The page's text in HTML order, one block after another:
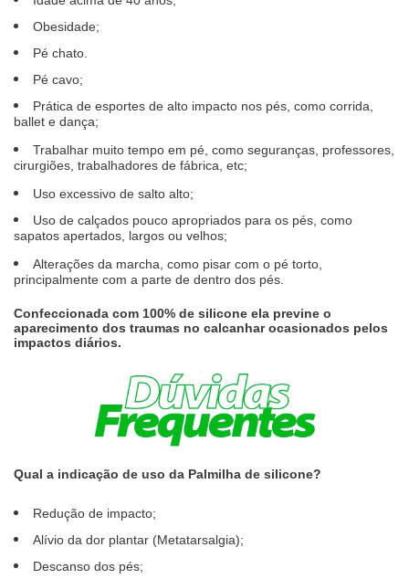
Obesidade;
Pé chato.
Pé cavo;
Prática de esportes de alto impacto nos pés, como corrida,
ballet e dança;
Trabalhar muito tempo em pé, como seguranças, professores,
cirurgiões, trabalhadores de fábrica, etc;
Uso excessivo de salto alto;
Uso de calçados pouco apropriados para os pés, como
sapatos apertados, largos ou velhos;
Alterações da marcha, como pisar com o pé torto,
principalmente com a parte de dentro dos pés.
Confeccionada com 100% de silicone ela previne o
aparecimento dos traumas no calcanhar ocasionados pelos
impactos diários.
Qual a indicação de uso da Palmilha de silicone?
Redução de impacto;
Alívio da dor plantar (Metatarsalgia);
Descanso dos pés;